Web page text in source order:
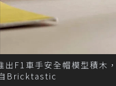
出F1車手安全帽模型積
Bricktastic